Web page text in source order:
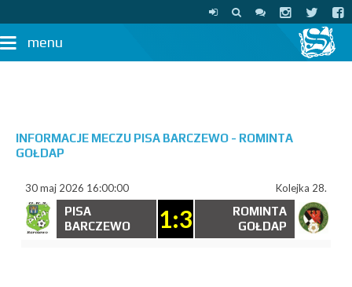
menu
INFORMACJE MECZU PISA BARCZEWO - ROMINTA
GOŁDAP
30 maj 2026 16:00:00 Kolejka 28.
PISA
BARCZEWO
1:3
ROMINTA
GOŁDAP